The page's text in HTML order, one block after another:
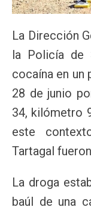
La Dirección
la Policía de
cocaína en
28 de junio
34, kilómetro
este
Tartagal
La droga
baúl de una